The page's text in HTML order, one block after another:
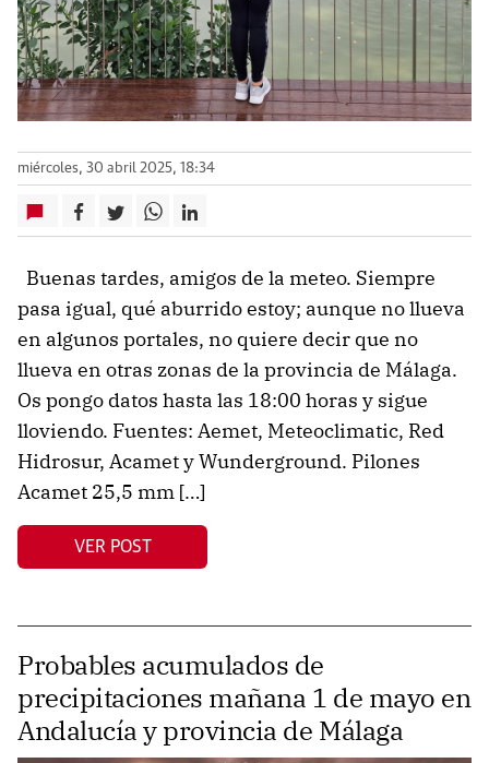
miércoles, 30 abril 2025, 18:34
Buenas tardes, amigos de la meteo. Siempre
pasa igual, qué aburrido estoy; aunque no llueva
en algunos portales, no quiere decir que no
llueva en otras zonas de la provincia de Málaga.
Os pongo datos hasta las 18:00 horas y sigue
lloviendo. Fuentes: Aemet, Meteoclimatic, Red
Hidrosur, Acamet y Wunderground. Pilones
Acamet 25,5 mm […]
VER POST
Probables acumulados de
precipitaciones mañana 1 de mayo en
Andalucía y provincia de Málaga